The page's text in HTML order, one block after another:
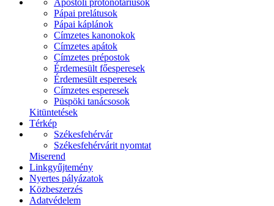
Apostoli protonotáriusok
Pápai prelátusok
Pápai káplánok
Címzetes kanonokok
Címzetes apátok
Címzetes prépostok
Érdemesült főesperesek
Érdemesült esperesek
Címzetes esperesek
Püspöki tanácsosok
Kitüntetések
Térkép
Székesfehérvár
Székesfehérvárit nyomtat
Miserend
Linkgyűjtemény
Nyertes pályázatok
Közbeszerzés
Adatvédelem